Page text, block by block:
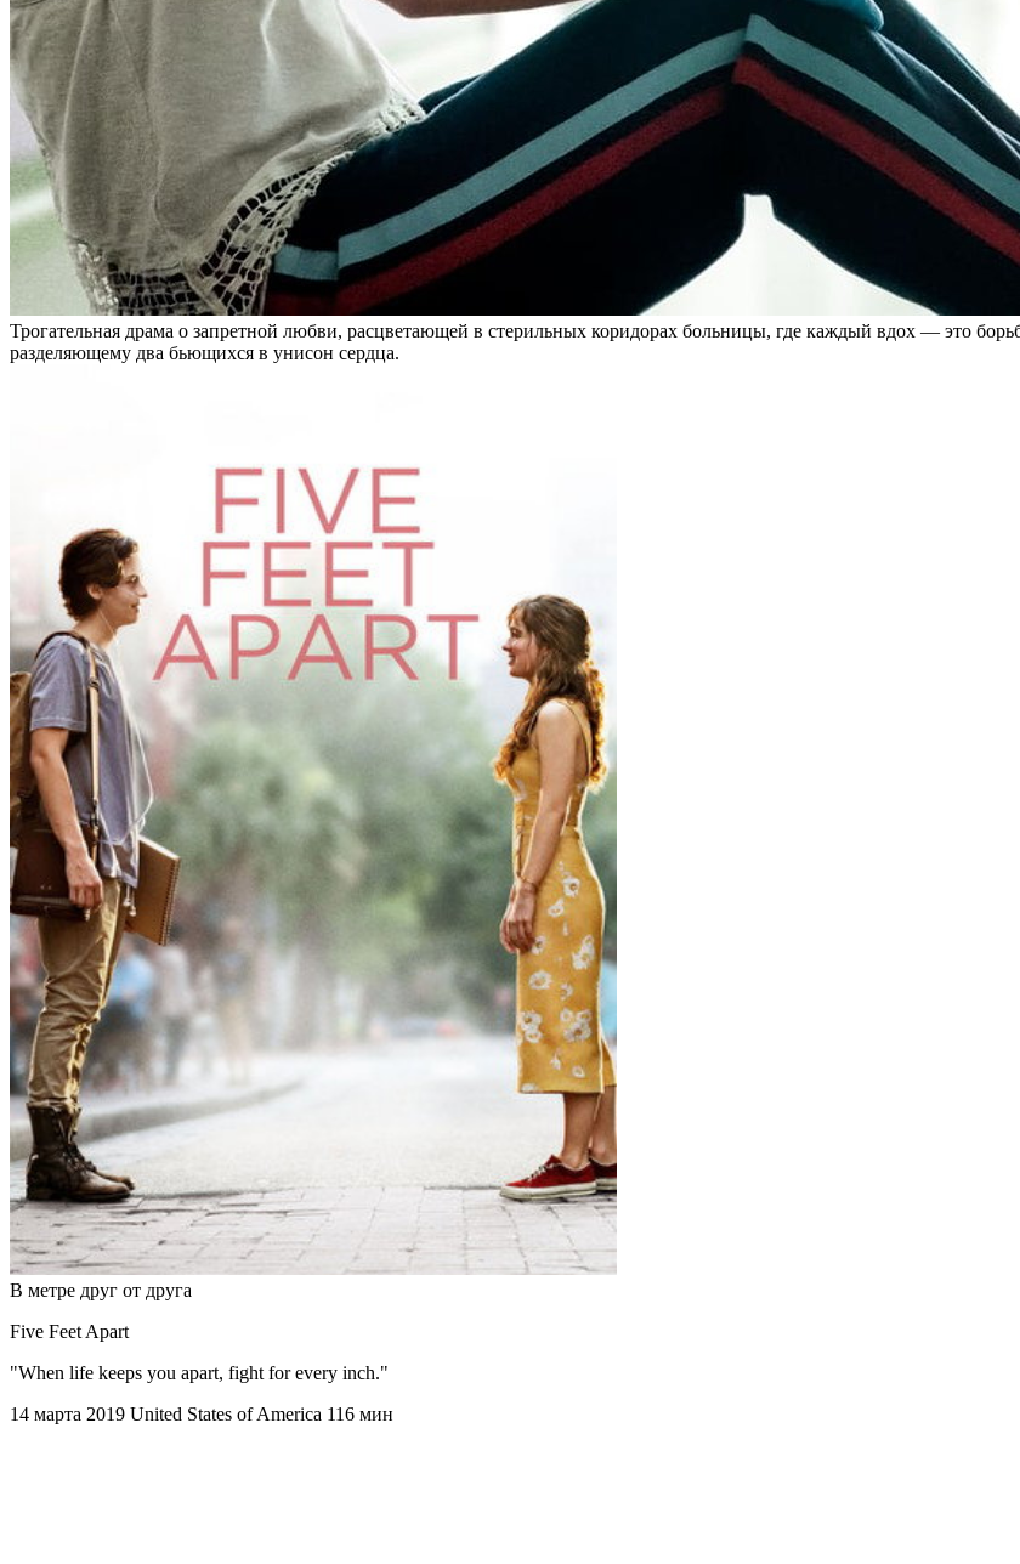
Трогательная драма о запретной любви, расцветающей в стерильных коридорах больницы, где каждый вдох — это
разделяющему два бьющихся в унисон сердца.
В метре друг от друга
Five Feet Apart
"When life keeps you apart, fight for every inch."
14 марта 2019 United States of America 116 мин